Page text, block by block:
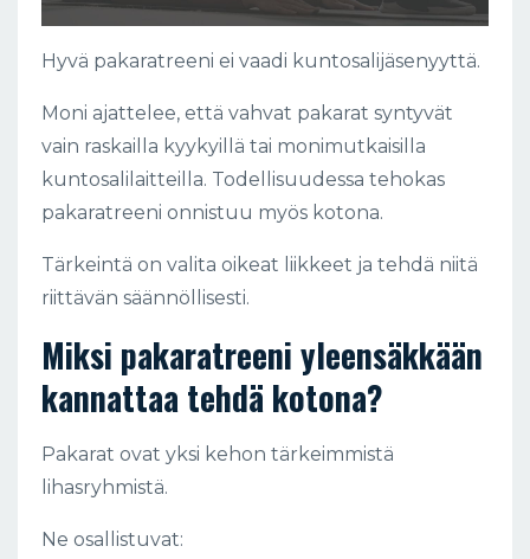
Hyvä pakaratreeni ei vaadi kuntosalijäsenyyttä.
Moni ajattelee, että vahvat pakarat syntyvät
vain raskailla kyykyillä tai monimutkaisilla
kuntosalilaitteilla. Todellisuudessa tehokas
pakaratreeni onnistuu myös kotona.
Tärkeintä on valita oikeat liikkeet ja tehdä niitä
riittävän säännöllisesti.
Miksi pakaratreeni yleensäkkään
kannattaa tehdä kotona?
Pakarat ovat yksi kehon tärkeimmistä
lihasryhmistä.
Ne osallistuvat: